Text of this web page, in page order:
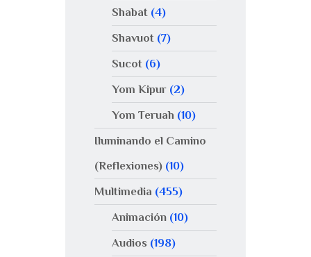
Shabat(4)
Shavuot(7)
Sucot(6)
Yom Kipur(2)
Yom Teruah (10)
Iluminando el Camino
(Reflexiones) (10)
Multimedia (455)
Animación(10)
Audios (198)